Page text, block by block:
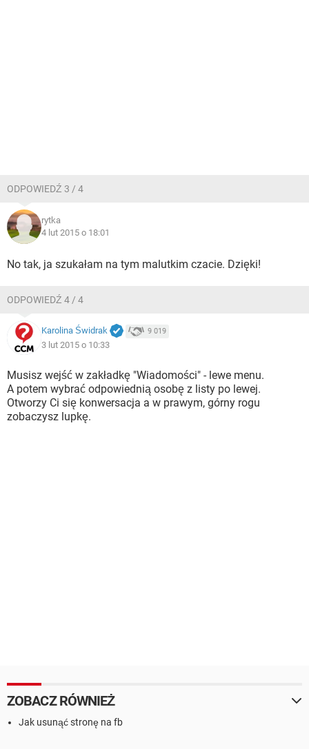
ODPOWIEDŹ 3 / 4
rytka
4 lut 2015 o 18:01
No tak, ja szukałam na tym malutkim czacie. Dzięki!
ODPOWIEDŹ 4 / 4
Karolina Świdrak 9 019
3 lut 2015 o 10:33
Musisz wejść w zakładkę "Wiadomości" - lewe menu.
A potem wybrać odpowiednią osobę z listy po lewej.
Otworzy Ci się konwersacja a w prawym, górny rogu
zobaczysz lupkę.
ZOBACZ RÓWNIEŻ
Jak usunąć stronę na fb